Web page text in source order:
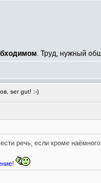
. Труд, нужный
ser gut! :-)
речь, если кроме наёмного
!